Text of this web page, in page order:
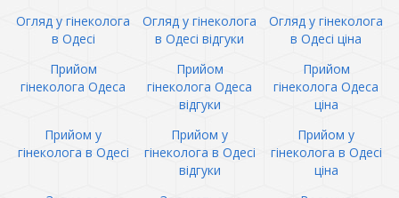
Огляд у гінеколога
в Одесі
Огляд у гінеколога
в Одесі відгуки
Огляд у гінеколога
в Одесі ціна
Прийом
гінеколога Одеса
Прийом
гінеколога Одеса
відгуки
Прийом
гінеколога Одеса
ціна
Прийом у
гінеколога в Одесі
Прийом у
гінеколога в Одесі
відгуки
Прийом у
гінеколога в Одесі
ціна